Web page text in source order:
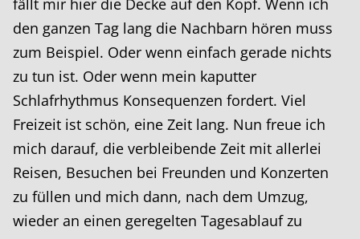
fällt mir hier die Decke auf den Kopf. Wenn ich
den ganzen Tag lang die Nachbarn hören muss
zum Beispiel. Oder wenn einfach gerade nichts
zu tun ist. Oder wenn mein kaputter
Schlafrhythmus Konsequenzen fordert. Viel
Freizeit ist schön, eine Zeit lang. Nun freue ich
mich darauf, die verbleibende Zeit mit allerlei
Reisen, Besuchen bei Freunden und Konzerten
zu füllen und mich dann, nach dem Umzug,
wieder an einen geregelten Tagesablauf zu